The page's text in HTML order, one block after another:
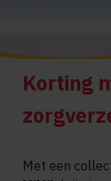
Korting
Met een